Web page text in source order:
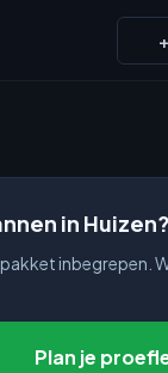
in Huizen?
inbegrepen.
Plan je